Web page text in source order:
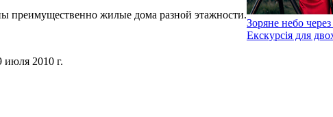
преимущественно жилые дома разной этажности.
июля 2010 г.
Зоряне небо
Екскурсія для